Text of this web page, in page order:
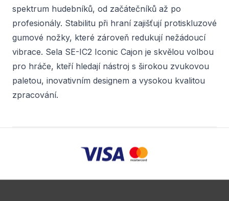
spektrum hudebníků, od začátečníků až po
profesionály. Stabilitu při hraní zajišťují protiskluzové
gumové nožky, které zároveň redukují nežádoucí
vibrace. Sela SE-IC2 Iconic Cajon je skvělou volbou
pro hráče, kteří hledají nástroj s širokou zvukovou
paletou, inovativním designem a vysokou kvalitou
zpracování.